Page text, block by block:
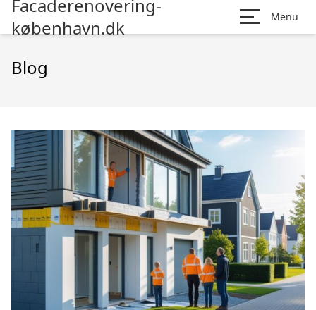
Facaderenovering-
københavn.dk
Menu
Blog